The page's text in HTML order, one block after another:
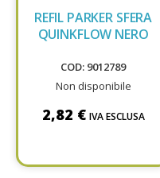
REFIL PARKER SFERA
QUINKFLOW NERO
COD: 9012789
Non disponibile
2,82 € IVA ESCLUSA